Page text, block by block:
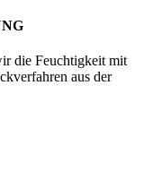
die Feuchtigkeit mit
aus der